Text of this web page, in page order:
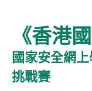
《香港
國家安全網
挑戰賽